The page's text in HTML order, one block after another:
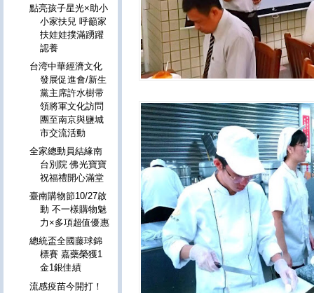
點亮孩子星光×助小
小家扶兒 呼籲家
扶娃娃撲滿踴躍
認養
台湾中華經濟文化
發展促進會/新生
黨主席許水樹带
領將軍文化訪問
團至南京與鹽城
市交流活動
全家總動員結緣南
台別院 佛光寶寶
祝福禮開心滿堂
臺南購物節10/27啟
動 不一樣購物魅
力×多項超值優惠
總統盃全國藤球錦
標賽 嘉藥榮獲1
金1銀佳績
流感疫苗今開打！